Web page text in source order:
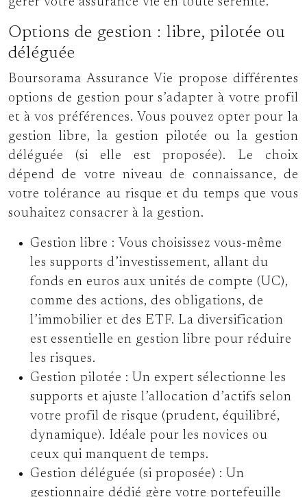
Options de gestion : libre, pilotée ou
déléguée
Boursorama Assurance Vie propose différentes
options de gestion pour s’adapter à votre profil
et à vos préférences. Vous pouvez opter pour la
gestion libre, la gestion pilotée ou la gestion
déléguée (si elle est proposée). Le choix
dépend de votre niveau de connaissance, de
votre tolérance au risque et du temps que vous
souhaitez consacrer à la gestion.
Gestion libre : Vous choisissez vous-même
les supports d’investissement, allant du
fonds en euros aux unités de compte (UC),
comme des actions, des obligations, de
l’immobilier et des ETF. La diversification
est essentielle en gestion libre pour réduire
les risques.
Gestion pilotée : Un expert sélectionne les
supports et ajuste l’allocation d’actifs selon
votre profil de risque (prudent, équilibré,
dynamique). Idéale pour les novices ou
ceux qui manquent de temps.
Gestion déléguée (si proposée) : Un
gestionnaire dédié gère votre portefeuille